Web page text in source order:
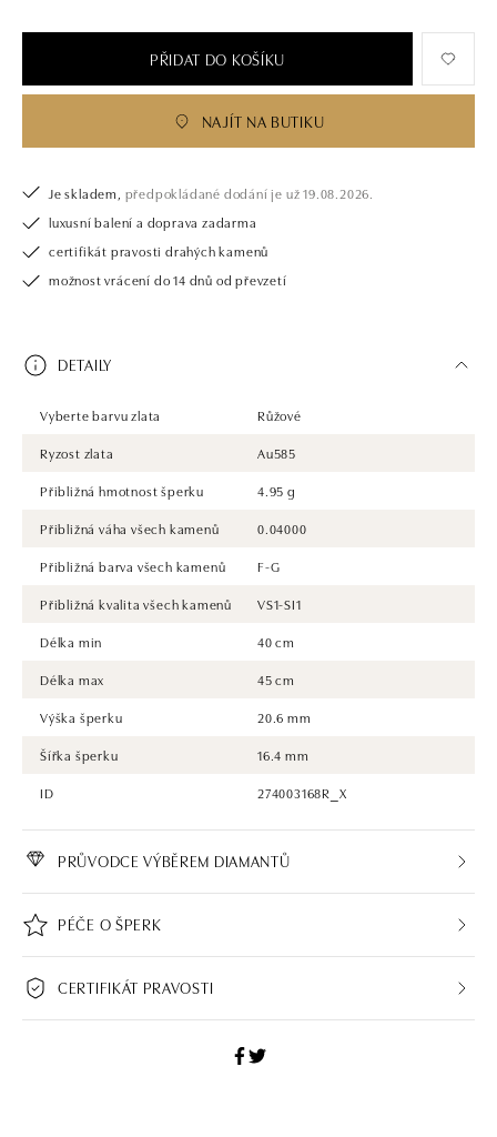
PŘIDAT DO KOŠÍKU
NAJÍT NA BUTIKU
Je skladem, předpokládané dodání je už 19.08.2026.
luxusní balení a doprava zadarma
certifikát pravosti drahých kamenů
možnost vrácení do 14 dnů od převzetí
DETAILY
Vyberte barvu zlata
Růžové
Ryzost zlata
Au585
Přibližná hmotnost šperku
4.95 g
Přibližná váha všech kamenů
0.04000
Přibližná barva všech kamenů
F-G
Přibližná kvalita všech kamenů
VS1-SI1
Délka min
40 cm
Délka max
45 cm
Výška šperku
20.6 mm
Šířka šperku
16.4 mm
ID
274003168R_X
PRŮVODCE VÝBĚREM DIAMANTŮ
PÉČE O ŠPERK
CERTIFIKÁT PRAVOSTI